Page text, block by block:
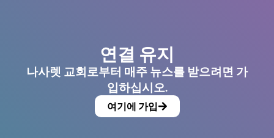
연결 유지
나사렛 교회로부터 매주 뉴스를 받으려면 가
입하십시오.
여기에 가입